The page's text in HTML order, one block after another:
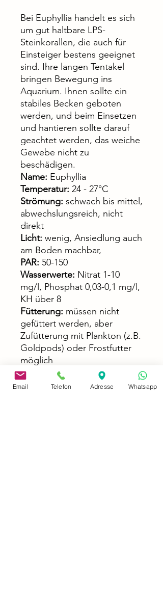
Bei Euphyllia handelt es sich
um gut haltbare LPS-
Steinkorallen, die auch für
Einsteiger bestens geeignet
sind. Ihre langen Tentakel
bringen Bewegung ins
Aquarium. Ihnen sollte ein
stabiles Becken geboten
werden, und beim Einsetzen
und hantieren sollte darauf
geachtet werden, das weiche
Gewebe nicht zu
beschädigen.
Name: Euphyllia
Temperatur: 24 - 27°C
Strömung: schwach bis mittel,
abwechslungsreich, nicht
direkt
Licht: wenig, Ansiedlung auch
am Boden machbar,
PAR: 50-150
Wasserwerte: Nitrat 1-10
mg/l, Phosphat 0,03-0,1 mg/l,
KH über 8
Fütterung: müssen nicht
gefüttert werden, aber
Zufütterung mit Plankton (z.B.
Goldpods) oder Frostfutter
möglich
Schwierigkeitsgrad:einfach
Email Telefon Adresse Whatsapp